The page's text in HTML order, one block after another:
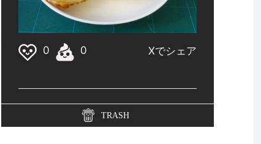
TRASH